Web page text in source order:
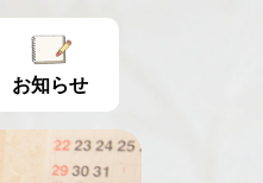
お知らせ